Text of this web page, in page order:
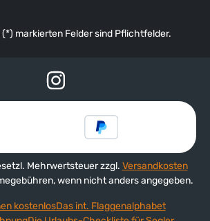
markierten Felder sind Pflichtfelder.
Mehrwertsteuer zzgl. Versandkosten
wenn nicht anders angegeben.
kostenlosDas int. Flaggenalphabet